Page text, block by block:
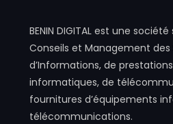
BENIN DIGITAL est une
Conseils et Management des
d’Informations, de
informatiques, de
fournitures d’équipements
télécommunications.